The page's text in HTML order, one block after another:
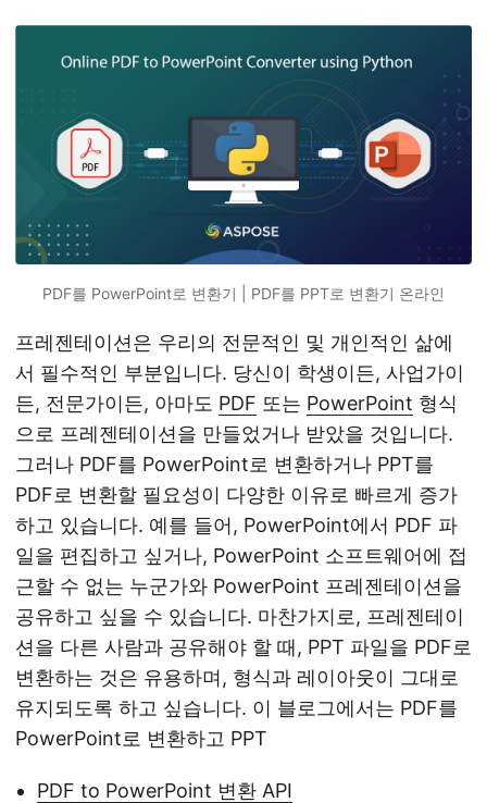
PDF를 PowerPoint로 변환기 | PDF를 PPT로 변환기 온라인
프레젠테이션은 우리의 전문적인 및 개인적인 삶에
서 필수적인 부분입니다. 당신이 학생이든, 사업가이
든, 전문가이든, 아마도 PDF 또는 PowerPoint 형식
으로 프레젠테이션을 만들었거나 받았을 것입니다.
그러나 PDF를 PowerPoint로 변환하거나 PPT를
PDF로 변환할 필요성이 다양한 이유로 빠르게 증가
하고 있습니다. 예를 들어, PowerPoint에서 PDF 파
일을 편집하고 싶거나, PowerPoint 소프트웨어에 접
근할 수 없는 누군가와 PowerPoint 프레젠테이션을
공유하고 싶을 수 있습니다. 마찬가지로, 프레젠테이
션을 다른 사람과 공유해야 할 때, PPT 파일을 PDF로
변환하는 것은 유용하며, 형식과 레이아웃이 그대로
유지되도록 하고 싶습니다. 이 블로그에서는 PDF를
PowerPoint로 변환하고 PPT
PDF to PowerPoint 변환 API